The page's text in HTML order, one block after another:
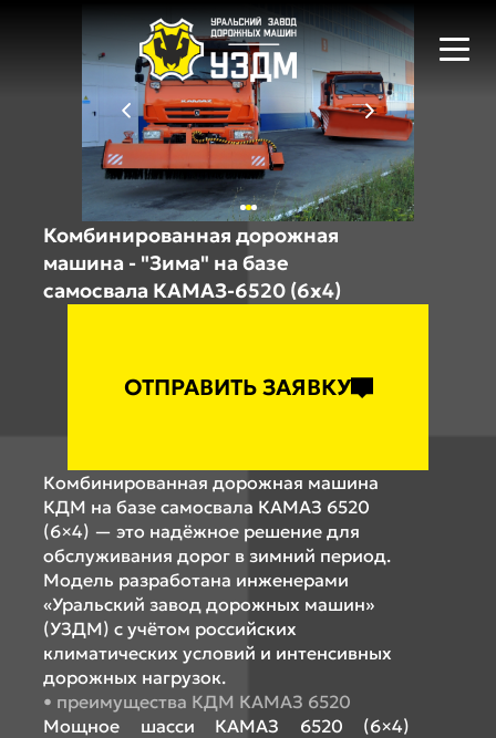
Комбинированная дорожная
машина - "Зима" на базе
самосвала КАМАЗ-6520 (6x4)
ОТПРАВИТЬ ЗАЯВКУ
Комбинированная дорожная машина
КДМ на базе самосвала КАМАЗ 6520
(6×4) — это надёжное решение для
обслуживания дорог в зимний период.
Модель разработана инженерами
«Уральский завод дорожных машин»
(УЗДМ) с учётом российских
климатических условий и интенсивных
дорожных нагрузок.
преимущества КДМ КАМАЗ 6520
Мощное шасси КАМАЗ 6520 (6×4)